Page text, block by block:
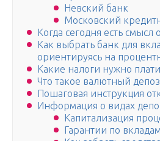
Невский банк
Московский
Когда сегодня есть смысл
Как выбрать банк для
ориентируясь на
Какие налоги нужно
Что такое валютный
Пошаговая инструкция
Информация о видах
Капитализация
Гарантии по